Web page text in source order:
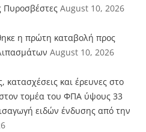
Πυροσβέστες August 10, 2026
η πρώτη καταβολή προς
August 10, 2026
κατασχέσεις και έρευνες στο
τομέα του ΦΠΑ ύψους 33
ειδών ένδυσης από την